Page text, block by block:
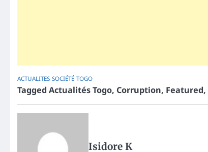
ACTUALITES SOCIÉTÉ TOGO
Tagged Actualités Togo, Corruption, Featured,
Isidore K